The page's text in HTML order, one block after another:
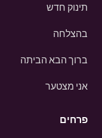
תינוק חדש
בהצלחה
ברוך הבא הביתה
אני מצטער
פרחים